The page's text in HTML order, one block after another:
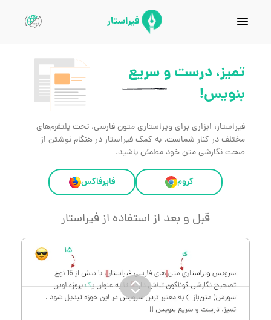
فیراستار
تمیز، درست وسریع
بنویس!
فیراستار، ابزاری برای ویراستاری متون فارسی، تحت پلتفرم‌های
مختلف در کنار شماست. به کمک فیراستار در هنگام نوشتن از
صحت نگارشی متن خود مطمئن باشید.
کروم فایرفاکس
قبل و بعد از استفاده از فیراستار